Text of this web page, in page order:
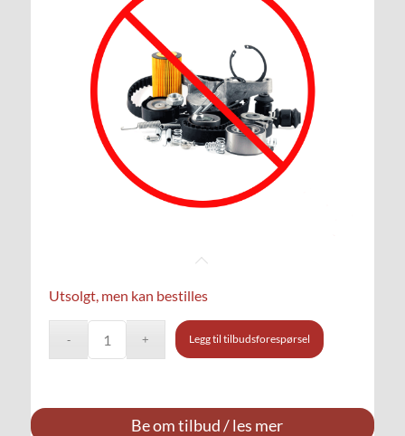
Utsolgt, men kan bestilles
Legg til tilbudsforespørsel
Be om tilbud / les mer